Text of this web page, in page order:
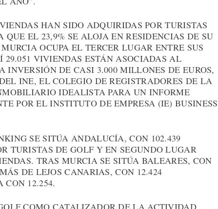
HAN SIDO ADQUIRIDAS POR TURISTAS
QUE EL 23,9% SE ALOJA EN RESIDENCIAS DE SU
OCUPA EL TERCER LUGAR ENTRE SUS
29.051 VIVIENDAS ESTÁN ASOCIADAS AL
INVERSIÓN DE CASI 3.000 MILLONES DE EUROS,
INE, EL COLEGIO DE REGISTRADORES DE LA
IDEALISTA PARA UN INFORME
POR EL INSTITUTO DE EMPRESA (IE) BUSINESS
SE SITÚA ANDALUCÍA, CON 102.439
TURISTAS DE GOLF Y EN SEGUNDO LUGAR
TRAS MURCIA SE SITÚA BALEARES, CON
DE LEJOS CANARIAS, CON 12.424
CON 12.254.
COMO CATALIZADOR DE LA ACTIVIDAD